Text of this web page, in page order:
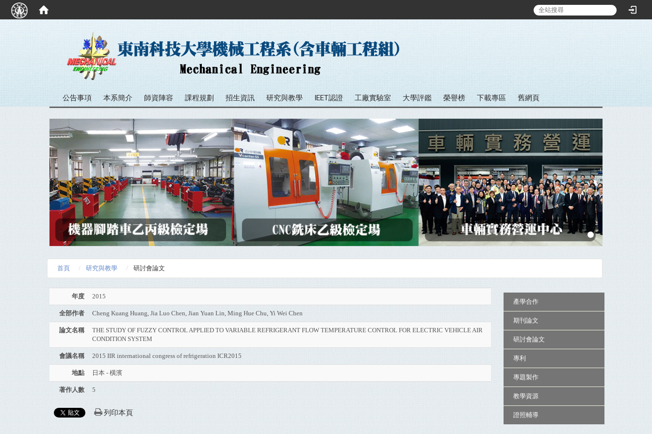
公告事項 本系簡介 師資陣容 課程規劃 招生資訊 研究與教學 IEET認證 工廠實驗室 大學評鑑 榮譽榜 下載專區 舊網頁
首頁 研究與教學 研討會論文
年度 2015
全部作者 Cheng Kuang Huang, Jia Luo Chen, Jian Yuan Lin, Ming Hue Chu, Yi Wei Chen
論文名稱
THE STUDY OF FUZZY CONTROL APPLIED TO VARIABLE REFRIGERANT FLOW TEMPERATURE CONTROL FOR ELECTRIC VEHICLE AIR
CONDITION SYSTEM
會議名稱 2015 IIR international congress of refrigeration ICR2015
地點 日本 - 橫濱
著作人數 5
列印本頁
產學合作
期刊論文
研討會論文
專利
專題製作
教學資源
證照輔導